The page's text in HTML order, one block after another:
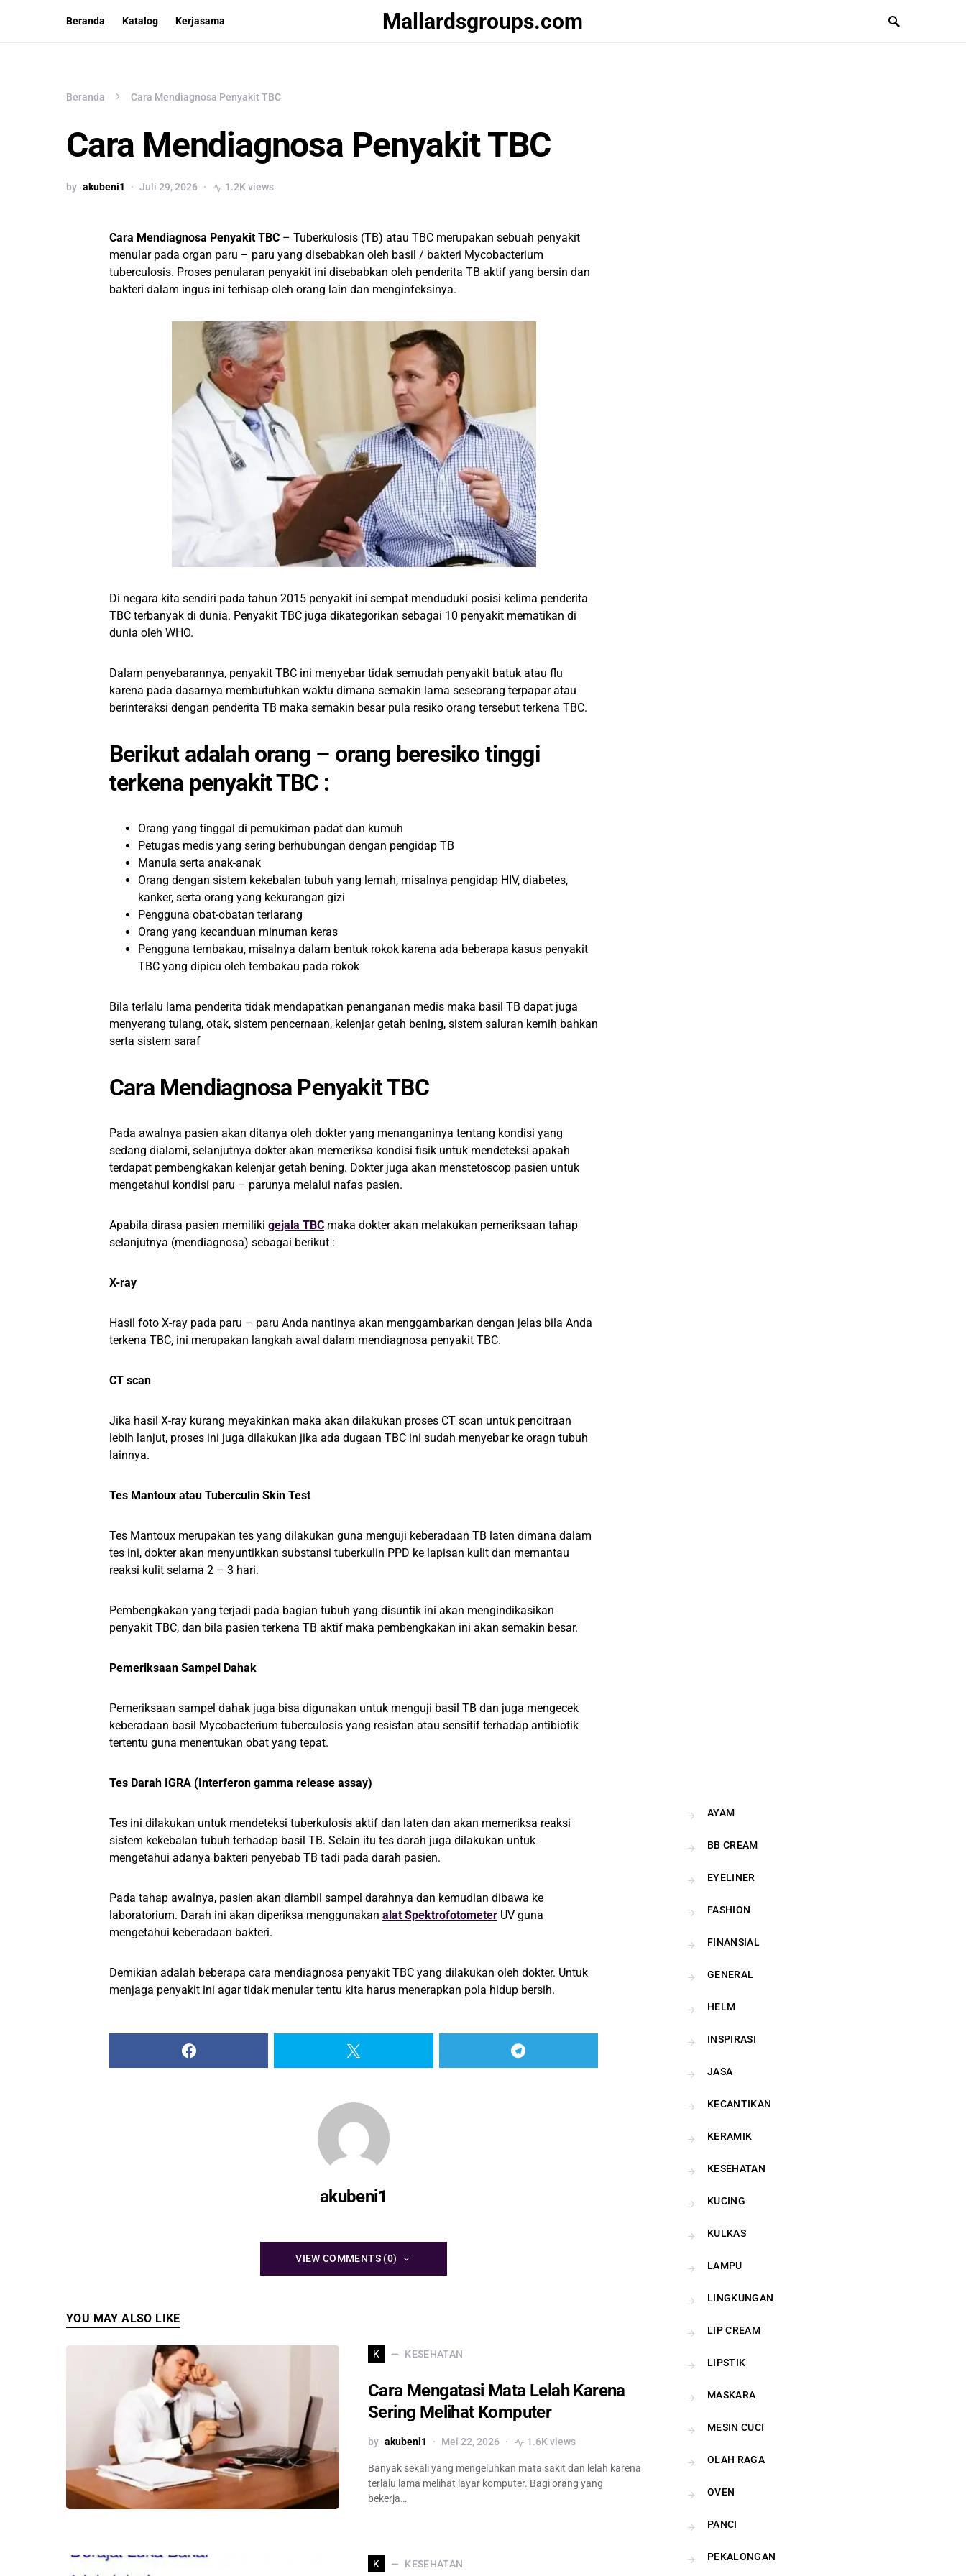
Beranda Katalog Kerjasama Mallardsgroups.com
Beranda Cara Mendiagnosa Penyakit TBC
Cara Mendiagnosa Penyakit TBC
by akubeni1 Juli 29, 2026 1.2K views
Cara Mendiagnosa Penyakit TBC – Tuberkulosis (TB) atau TBC merupakan sebuah penyakit
menular pada organ paru – paru yang disebabkan oleh basil / bakteri Mycobacterium
tuberculosis. Proses penularan penyakit ini disebabkan oleh penderita TB aktif yang bersin dan
bakteri dalam ingus ini terhisap oleh orang lain dan menginfeksinya.
Di negara kita sendiri pada tahun 2015 penyakit ini sempat menduduki posisi kelima penderita
TBC terbanyak di dunia. Penyakit TBC juga dikategorikan sebagai 10 penyakit mematikan di
dunia oleh WHO.
Dalam penyebarannya, penyakit TBC ini menyebar tidak semudah penyakit batuk atau flu
karena pada dasarnya membutuhkan waktu dimana semakin lama seseorang terpapar atau
berinteraksi dengan penderita TB maka semakin besar pula resiko orang tersebut terkena TBC.
Berikut adalah orang – orang beresiko tinggi
terkena penyakit TBC :
Orang yang tinggal di pemukiman padat dan kumuh
Petugas medis yang sering berhubungan dengan pengidap TB
Manula serta anak-anak
Orang dengan sistem kekebalan tubuh yang lemah, misalnya pengidap HIV, diabetes,
kanker, serta orang yang kekurangan gizi
Pengguna obat-obatan terlarang
Orang yang kecanduan minuman keras
Pengguna tembakau, misalnya dalam bentuk rokok karena ada beberapa kasus penyakit
TBC yang dipicu oleh tembakau pada rokok
Bila terlalu lama penderita tidak mendapatkan penanganan medis maka basil TB dapat juga
menyerang tulang, otak, sistem pencernaan, kelenjar getah bening, sistem saluran kemih bahkan
serta sistem saraf
Cara Mendiagnosa Penyakit TBC
Pada awalnya pasien akan ditanya oleh dokter yang menanganinya tentang kondisi yang
sedang dialami, selanjutnya dokter akan memeriksa kondisi fisik untuk mendeteksi apakah
terdapat pembengkakan kelenjar getah bening. Dokter juga akan menstetoscop pasien untuk
mengetahui kondisi paru – parunya melalui nafas pasien.
Apabila dirasa pasien memiliki gejala TBC maka dokter akan melakukan pemeriksaan tahap
selanjutnya (mendiagnosa) sebagai berikut :
X-ray
Hasil foto X-ray pada paru – paru Anda nantinya akan menggambarkan dengan jelas bila Anda
terkena TBC, ini merupakan langkah awal dalam mendiagnosa penyakit TBC.
CT scan
Jika hasil X-ray kurang meyakinkan maka akan dilakukan proses CT scan untuk pencitraan
lebih lanjut, proses ini juga dilakukan jika ada dugaan TBC ini sudah menyebar ke oragn tubuh
lainnya.
Tes Mantoux atau Tuberculin Skin Test
Tes Mantoux merupakan tes yang dilakukan guna menguji keberadaan TB laten dimana dalam
tes ini, dokter akan menyuntikkan substansi tuberkulin PPD ke lapisan kulit dan memantau
reaksi kulit selama 2 – 3 hari.
Pembengkakan yang terjadi pada bagian tubuh yang disuntik ini akan mengindikasikan
penyakit TBC, dan bila pasien terkena TB aktif maka pembengkakan ini akan semakin besar.
Pemeriksaan Sampel Dahak
Pemeriksaan sampel dahak juga bisa digunakan untuk menguji basil TB dan juga mengecek
keberadaan basil Mycobacterium tuberculosis yang resistan atau sensitif terhadap antibiotik
tertentu guna menentukan obat yang tepat.
Tes Darah IGRA (Interferon gamma release assay)
Tes ini dilakukan untuk mendeteksi tuberkulosis aktif dan laten dan akan memeriksa reaksi
sistem kekebalan tubuh terhadap basil TB. Selain itu tes darah juga dilakukan untuk
mengetahui adanya bakteri penyebab TB tadi pada darah pasien.
Pada tahap awalnya, pasien akan diambil sampel darahnya dan kemudian dibawa ke
laboratorium. Darah ini akan diperiksa menggunakan alat Spektrofotometer UV guna
mengetahui keberadaan bakteri.
Demikian adalah beberapa cara mendiagnosa penyakit TBC yang dilakukan oleh dokter. Untuk
menjaga penyakit ini agar tidak menular tentu kita harus menerapkan pola hidup bersih.
akubeni1
VIEW COMMENTS (0)
YOU MAY ALSO LIKE
K KESEHATAN
Cara Mengatasi Mata Lelah Karena
Sering Melihat Komputer
by akubeni1 Mei 22, 2026 1.6K views
Banyak sekali yang mengeluhkan mata sakit dan lelah karena
terlalu lama melihat layar komputer. Bagi orang yang
bekerja…
K KESEHATAN
AYAM
BB CREAM
EYELINER
FASHION
FINANSIAL
GENERAL
HELM
INSPIRASI
JASA
KECANTIKAN
KERAMIK
KESEHATAN
KUCING
KULKAS
LAMPU
LINGKUNGAN
LIP CREAM
LIPSTIK
MASKARA
MESIN CUCI
OLAH RAGA
OVEN
PANCI
PEKALONGAN